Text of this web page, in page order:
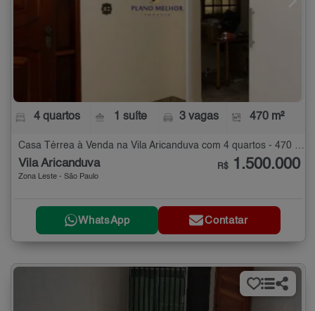
4 quartos 1 suíte 3 vagas 470 m²
Casa Térrea à Venda na Vila Aricanduva com 4 quartos - 470 m²
Vila Aricanduva
Zona Leste - São Paulo
R$ 1.500.000
WhatsApp Contatar